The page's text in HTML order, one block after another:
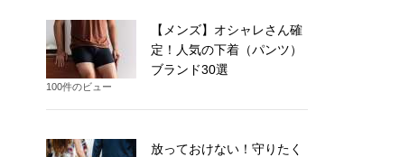
【メンズ】オシャレさん確
定！人気の下着（パンツ）
ブランド30選
100件のビュー
放っておけない！守りたく